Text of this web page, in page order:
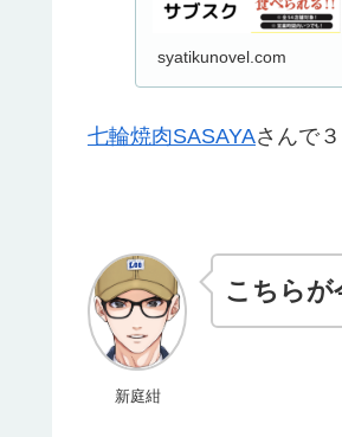
syatikunovel.com
七輪焼肉SASAYAさんで
新庭紺
こちらが